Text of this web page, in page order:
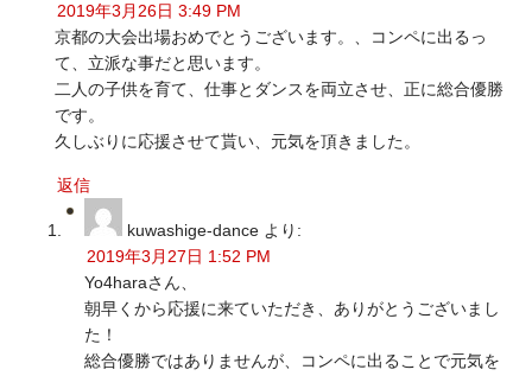
2019年3月26日 3:49 PM
京都の大会出場おめでとうございます。、コンペに出るっ
て、立派な事だと思います。
二人の子供を育て、仕事とダンスを両立させ、正に総合優勝
です。
久しぶりに応援させて貰い、元気を頂きました。
返信
kuwashige-dance より:
2019年3月27日 1:52 PM
Yo4haraさん、
朝早くから応援に来ていただき、ありがとうございまし
た！
総合優勝ではありませんが、コンペに出ることで元気を